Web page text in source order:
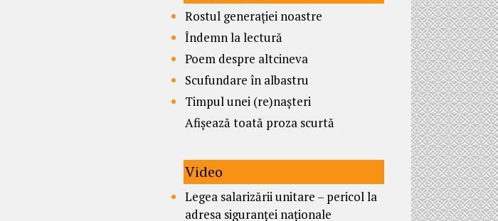
Rostul generației noastre
Îndemn la lectură
Poem despre altcineva
Scufundare în albastru
Timpul unei (re)nașteri
Afișează toată proza scurtă
Video
Legea salarizării unitare – pericol la
adresa siguranței naționale